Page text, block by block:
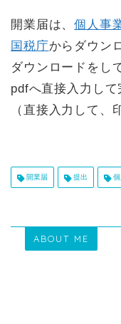
開業届は、個人事
国税庁からダウン
ダウンロードをし
pdfへ直接入力して
（直接入力して、
開業届 提出 個
ABOUT ME